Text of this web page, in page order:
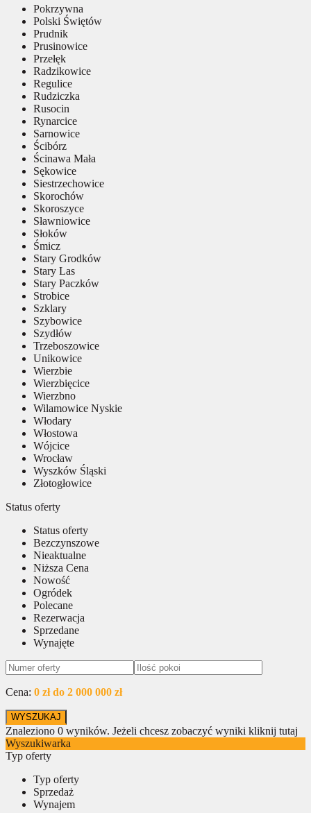
Pokrzywna
Polski Świętów
Prudnik
Prusinowice
Przełęk
Radzikowice
Regulice
Rudziczka
Rusocin
Rynarcice
Sarnowice
Ścibórz
Ścinawa Mała
Sękowice
Siestrzechowice
Skorochów
Skoroszyce
Sławniowice
Słoków
Śmicz
Stary Grodków
Stary Las
Stary Paczków
Strobice
Szklary
Szybowice
Szydłów
Trzeboszowice
Unikowice
Wierzbie
Wierzbięcice
Wierzbno
Wilamowice Nyskie
Włodary
Włostowa
Wójcice
Wrocław
Wyszków Śląski
Złotogłowice
Status oferty
Status oferty
Bezczynszowe
Nieaktualne
Niższa Cena
Nowość
Ogródek
Polecane
Rezerwacja
Sprzedane
Wynajęte
Cena: 0 zł do 2 000 000 zł
Znaleziono 0 wyników. Jeżeli chcesz zobaczyć wyniki kliknij tutaj
Wyszukiwarka
Typ oferty
Typ oferty
Sprzedaż
Wynajem